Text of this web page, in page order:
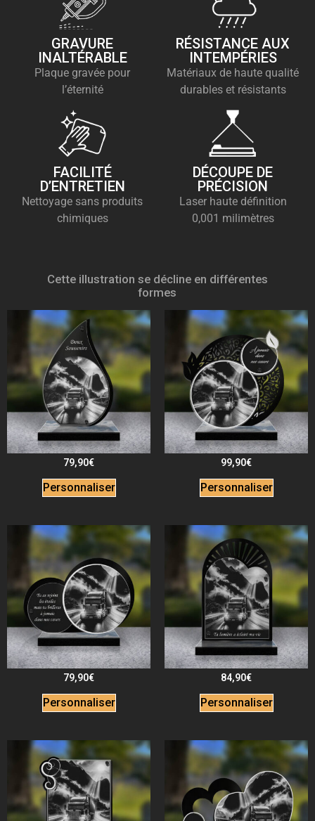
GRAVURE
INALTÉRABLE
Plaque gravée pour
l’éternité
RÉSISTANCE AUX
INTEMPÉRIES
Matériaux de haute qualité
durables et résistants
FACILITÉ
D’ENTRETIEN
Nettoyage sans produits
chimiques
DÉCOUPE DE
PRÉCISION
Laser haute définition
0,001 milimètres
Cette illustration se décline en différentes
formes
79,90€
Personnaliser
99,90€
Personnaliser
79,90€
Personnaliser
84,90€
Personnaliser